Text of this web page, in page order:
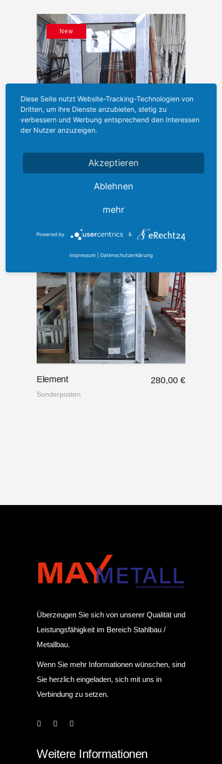
New
New
Element 280,00 €
Sonderposten
Überzeugen Sie sich von unserer Qualität und
Leistungsfähigkeit im Bereich Stahlbau /
Metallbau.
Wenn Sie mehr Informationen wünschen, sind
Sie herzlich eingeladen, sich mit uns in
Verbindung zu setzen.
Weitere Informationen
Diese Seite nutzt Website-Tracking-Technologien von
Dritten, um ihre Dienste anzubieten, stetig zu
verbessern und Werbung entsprechend den Interessen
der Nutzer anzuzeigen.
Akzeptieren
Ablehnen
mehr
Powered by &
Impressum Datenschutzerklärung